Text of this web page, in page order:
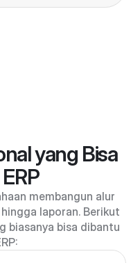
yang Bisa
membangun alur
laporan. Berikut
biasanya bisa dibantu